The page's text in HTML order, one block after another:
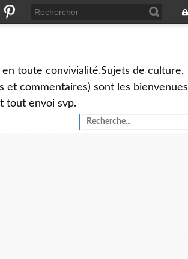
toute convivialité.Sujets de culture,
et commentaires) sont les bienvenues
tout envoi svp.